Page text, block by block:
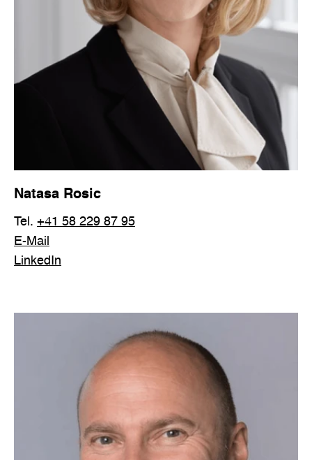
Natasa Rosic
Tel. +41 58 229 87 95
E-Mail
LinkedIn